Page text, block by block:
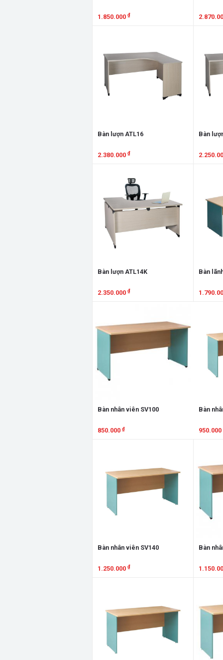
1.850.000 ₫
Bàn lượn ATL16
2.380.000 ₫
Bàn
Bàn lượn ATL14K
2.350.000 ₫
Bàn
Bàn nhân viên SV100
850.000 ₫
Bàn
950.000
Bàn nhân viên SV140
1.250.000 ₫
Bàn